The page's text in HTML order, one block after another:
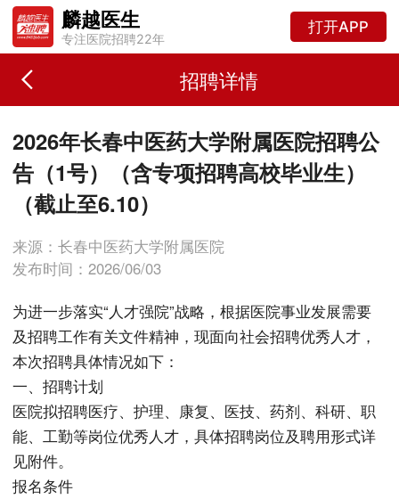
麟越医生
专注医院招聘22年
打开APP
招聘详情
2026年长春中医药大学附属医院招聘公
告（1号）（含专项招聘高校毕业生）
（截止至6.10）
来源：长春中医药大学附属医院
发布时间：2026/06/03
为进一步落实“人才强院”战略，根据医院事业发展需要
及招聘工作有关文件精神，现面向社会招聘优秀人才，
本次招聘具体情况如下：
一、招聘计划
医院拟招聘医疗、护理、康复、医技、药剂、科研、职
能、工勤等岗位优秀人才，具体招聘岗位及聘用形式详
见附件。
报名条件